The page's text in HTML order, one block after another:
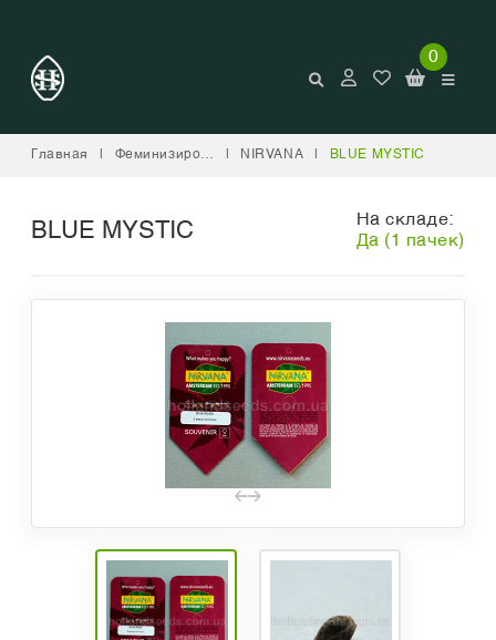
0
Главная Феминизированные NIRVANA BLUE MYSTIC
BLUE MYSTIC
На складе:
Да (1 пачек)